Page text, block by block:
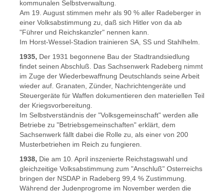
kommunalen Selbstverwaltung.
Am 19. August stimmen mehr als 90 % aller Radeberger in
einer Volksabstimmung zu, daß sich Hitler von da ab
"Führer und Reichskanzler" nennen kann.
Im Horst-Wessel-Stadion trainieren SA, SS und Stahlhelm.
1935, Der 1931 begonnene Bau der Stadtrandsiedlung
findet seinen Abschluß. Das Sachsenwerk Radeberg nimmt
im Zuge der Wiederbewaffnung Deutschlands seine Arbeit
wieder auf. Granaten, Zünder, Nachrichtengeräte und
Steuergeräte für Waffen dokumentieren den materiellen Teil
der Kriegsvorbereitung.
Im Selbstverständnis der "Volksgemeinschaft" werden alle
Betriebe zu "Betriebsgemeinschaften" erklärt, dem
Sachsenwerk fällt dabei die Rolle zu, als einer von 200
Musterbetriehen im Reich zu fungieren.
1938, Die am 10. April inszenierte Reichstagswahl und
gleichzeitige Volksabstimmung zum "Anschluß" Osterreichs
bringen der NSDAP in Radeberg 99,4 % Zustimmung.
Während der Judenprogrome im November werden die